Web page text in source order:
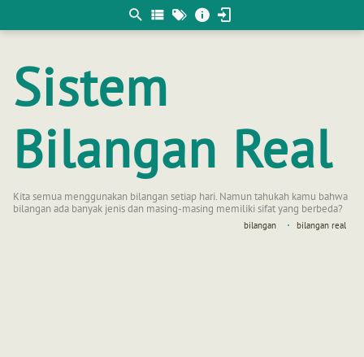
Sistem
Bilangan Real
Kita semua menggunakan bilangan setiap hari. Namun tahukah kamu bahwa
bilangan ada banyak jenis dan masing-masing memiliki sifat yang berbeda?
bilangan bilangan real
matematis